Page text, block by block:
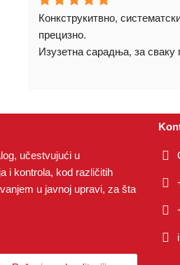
Конкструкитвно,
прецизно.
Изузетна сарадња, за сваку
učestvujući u
i kontrola, kod različitih
u javnoj upravi, za šta